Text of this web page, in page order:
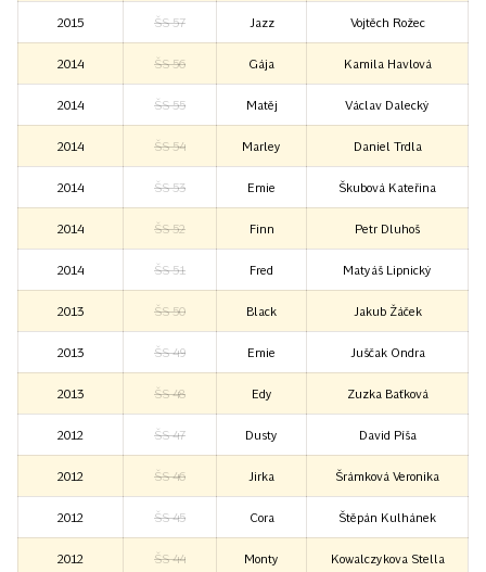
2015 ŠS 57 Jazz Vojtěch Rožec
2014 ŠS 56 Gája Kamila Havlová
2014 ŠS 55 Matěj Václav Dalecký
2014 ŠS 54 Marley Daniel Trdla
2014 ŠS 53 Emie Škubová Kateřina
2014 ŠS 52 Finn Petr Dluhoš
2014 ŠS 51 Fred Matyáš Lipnický
2013 ŠS 50 Black Jakub Žáček
2013 ŠS 49 Emie Juščak Ondra
2013 ŠS 48 Edy Zuzka Baťková
2012 ŠS 47 Dusty David Píša
2012 ŠS 46 Jirka Šrámková Veronika
2012 ŠS 45 Cora Štěpán Kulhánek
2012 ŠS 44 Monty Kowalczykova Stella